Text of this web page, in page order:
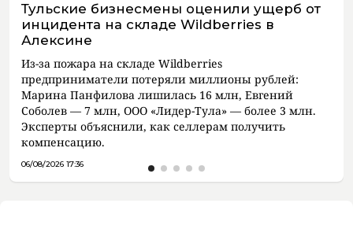
Тульские бизнесмены оценили ущерб от
инцидента на складе Wildberries в
Алексине
Из-за пожара на складе Wildberries
предприниматели потеряли миллионы рублей:
Марина Панфилова лишилась 16 млн, Евгений
Соболев — 7 млн, ООО «Лидер-Тула» — более 3 млн.
Эксперты объяснили, как селлерам получить
компенсацию.
06/08/2026 17:36